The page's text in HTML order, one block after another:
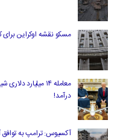
مسکو نقشه اوکراین برای
معامله ۱۴
درآمد!
آکسیوس: ترامپ به توافق آتش‌بس در